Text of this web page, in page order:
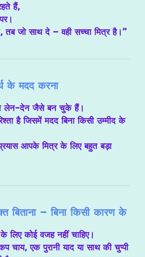
हैं,
जो साथ दे – वही सच्चा मित्र है।”
के मदद करना
लेन-देनजैसे बन चुके हैं।
है जिसमें मददबिना किसी उम्मीदके
आपके मित्र के लिए बहुत बड़ा
बिताना – बिना किसी कारण के
लिएकोई वजह नहीं चाहिए।
चाय, एक पुरानी याद या साथ की चुप्पी